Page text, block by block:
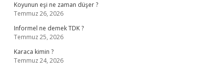
Koyunun eşi ne zaman düşer ?
Temmuz 26, 2026
Informel ne demek TDK ?
Temmuz 25, 2026
Karaca kimin ?
Temmuz 24, 2026